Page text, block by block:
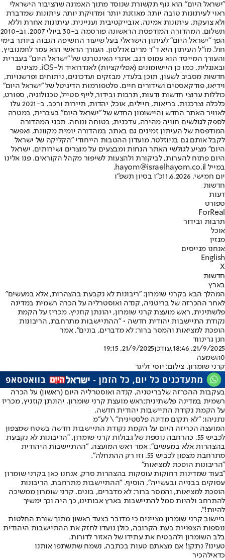
"ישראל היום" הוא גוף תקשורת שנוסד מתוך האמונה שהציבור הישראלי
ראוי לעיתונות טובה יותר, מאוזנת יותר ומדויקת יותר. עיתונות שמדברת
ולא צועקת. עיתונות אמינה, אובייקטיבית ועניינית. עיתונות אחרת וללא
תשלום. המהדורה המודפסת הראשונה פורסמה ב-30 ביולי 2007, וב-2010
הפך "ישראל היום" לעיתון הישראלי בעל שיעור החשיפה הגבוה ביותר בימי
חול. מו"ל העיתון היא ד"ר מרים אדלסון. העורך הראשי הוא עמר לחמנוביץ,
והעורך המייסד הוא עמוס רגב. אתרי האינטרנט של "ישראל היום" בעברית
ובאנגלית, כמו כן היישומונים (אפליקציות) לאנדרואיד ול-iOS, מציגים
חדשות מסביב לשעון, תוכן בלעדי, מבזקים ועדכונים, ניתוחים ופרשנויות,
וידיאו, פודקאסטים ושידורים חיים. פלטפורמות הדיגיטל של "ישראל היום"
כוללות ערוצי חדשות ודעות, תרבות ובידור, לייף סטייל, טכנולוגיה, ספורט,
כלכלה וצרכנות, בריאות, חיילים, אוכל, יהדות, תיירות ורכב. ב-2021 עלו
לאוויר האתר החדש והיישומון החדש של "ישראל היום" בעברית, במטרה
לספק לגולשים חוויה מהירה, עדכנית, בטוחה ונוחה. תכני המהדורה
המודפסת של העיתון זמינים גם באתר, במהדורה יומית מקוונת, ואפשר
לקבל אותם גם בניוזלטר. מועדון ההטבות הייחודי "הקליקה של ישראל
היום" מציע לגולשי האתר הנחות ומבצעים על מוצרים ושירותים. ישראל
היום פתוח להערות, לביקורת ולהצעות לשיפור מקהל הקוראים. פנו אלינו
במייל hayom@israelhayom.co.il.
יום חמישי, 11.6.2026
כ"ו בסיון תשפ"ו
חדשות
דעות
ספורט
ForReal
תרבות ובידור
אוכל
מגזין
אנחנו מגייסים
English
X
חדשות
בארץ
המהלך הבא בקרני שומרון: "ריבונות לא נקבעת בהצהרות, אלא במעשים"
לאחר ההכרזה של בריטניה, קנדה ואוסטרליה על הכרה רשמית במדינה
פלשתינית, ראש מועצת קרני שומרון, יהונתן קוזניץ, מכריז על הקמת
נקודת התיישבות יהודית חדשה • "ההתיישבות מתרחבת, הריבונות
הופכת למציאות והמסר ברור: לא מדברים, בונים", אמר
חנן גרינווד
21/9/2025, 18:46
,עודכן21/9/2025, 19:15
0השמעה
קרני שומרון. צילום: יוסי זליגר
בעקבות ההכרזה שלבריטניה, קנדה ואוסטרליה היום (ראשון) על הכרה
רשמית במדינה פלשתינית:ראש מועצת קרני שומרון, יהונתן קוזניץ, מכריז
על הקמת נקודת התיישבות יהודית חדשה.
נתניהו: ״לא תקום מדינה פלסטינית" \ לע"מ
המועצה הכריזה היום על הקמת נקודת התיישבות חדשה בשטח שמצפון
לכביש 55, כהרחבה נוספת של גבולות קרני שומרון. "הריבונות לא נקבעת
בהצהרות אלא במעשים", אמר ראש המועצה. "ההתיישבות היהודית
מתרחבת מצפון לכביש 55, וזו רק ההתחלה”.
"הריבונות הופכת למציאות"
"בעוד שמדינות רחוקות עוסקות בהצהרות סרק, אנחנו כאן בקרני שומרון
עסוקים בבנייה ובעשייה", הוסיף. "ההתיישבות מתרחבת, הריבונות
הופכת למציאות, והמסר ברור: לא מדברים, בונים. קרני שומרון ממשיכה
להתרחב ולהיות סמל להתיישבות בארץ אבותינו, כך היה וכך ימשיך
להיות!".
ביישוב קרני שומרון מציינים כי מדובר בצעד ראשון מתוך שורת החלטות
נוספות הצפויות בעת הקרובה, כולן נועדו לחזק את ההתיישבות היהודית
בלב השומרון ולהבטיח את עתידו של האזור לדורות.
טעינו? נתקן! אם מצאתם טעות בכתבה, נשמח שתשתפו אותנו
כדאילהכיר